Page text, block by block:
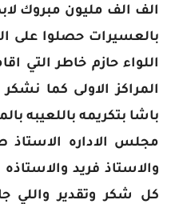
الف الف مليون مبروك
بالعسيرات حصلوا على
اللواء حازم خاطر التي
المراكز الاولى كما
باشا بتكريمه باللعيبه
مجلس الاداره
والاستاذ فريد
كل شكر وتقدير واللي